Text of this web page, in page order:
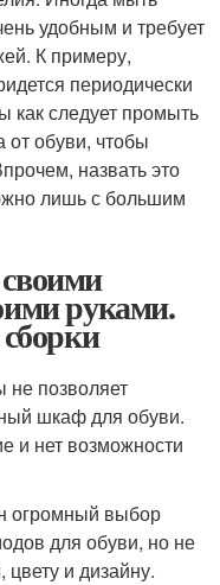
удобным и требует
К примеру,
периодически
как следует промыть
от обуви, чтобы
назвать это
лишь с большим
руками.
не позволяет
шкаф для обуви.
и нет возможности
огромный выбор
для обуви, но не
и дизайну.